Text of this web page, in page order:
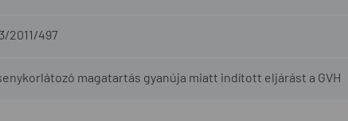
2011/497
magatartás gyanúja miatt indított eljárást a GVH